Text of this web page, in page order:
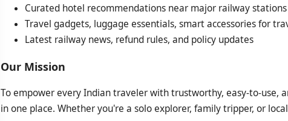
Curated hotel recommendations near major railway
Travel gadgets, luggage essentials, smart accessories for
Latest railway news, refund rules, and policy updates
Our Mission
To empower every Indian traveler with trustworthy, easy-to-use,
in one place. Whether you're a solo explorer, family tripper, or